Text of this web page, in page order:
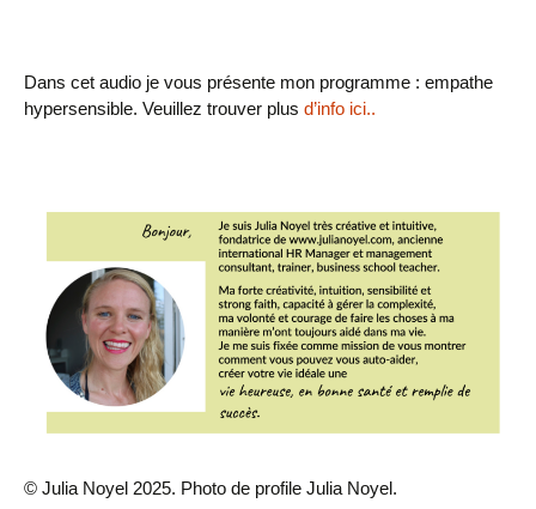
Dans cet audio je vous présente mon programme : empathe
hypersensible. Veuillez trouver plus d’info ici..
© Julia Noyel 2025. Photo de profile Julia Noyel.